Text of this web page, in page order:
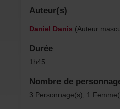
Auteur(s)
DanielDanis
Durée
1h45